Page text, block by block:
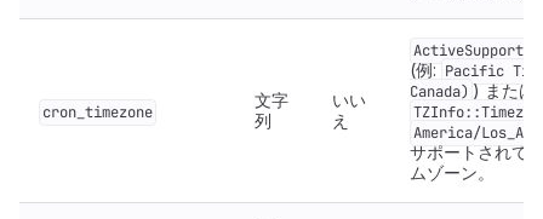
cron_timezone
文字
列
いい
え
(例: Pacific
Canada) ) または
America/
サポートされて
ムゾーン。